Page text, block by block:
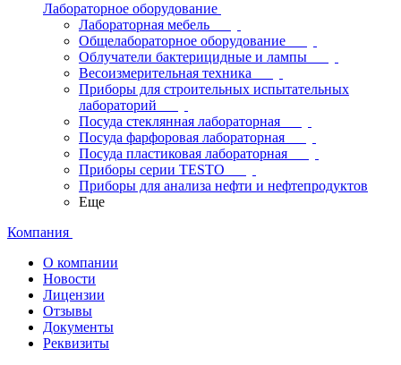
Лабораторное оборудование
Лабораторная мебель
Общелабораторное оборудование
Облучатели бактерицидные и лампы
Весоизмерительная техника
Приборы для строительных испытательных
лабораторий
Посуда стеклянная лабораторная
Посуда фарфоровая лабораторная
Посуда пластиковая лабораторная
Приборы серии TESTO
Приборы для анализа нефти и нефтепродуктов
Еще
Компания
О компании
Новости
Лицензии
Отзывы
Документы
Реквизиты